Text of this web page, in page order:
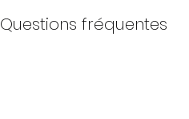
Questions fréquentes